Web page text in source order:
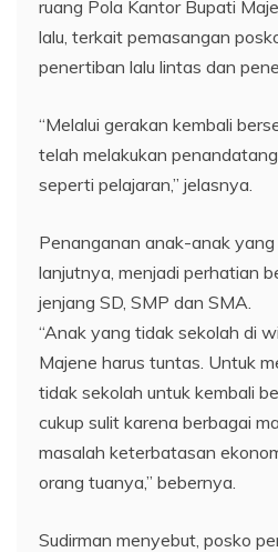
ruang Pola Kantor Bupati
lalu, terkait pemasangan
penertiban lalu lintas dan
“Melalui gerakan kembali
telah melakukan
seperti pelajaran,” jelasnya.
Penanganan anak-anak
lanjutnya, menjadi perhatian
jenjang SD, SMP dan SMA.
“Anak yang tidak sekolah di
Majene harus tuntas. Untuk
tidak sekolah untuk kembali
cukup sulit karena berbagai
masalah keterbatasan
orang tuanya,” bebernya.
Sudirman menyebut, posko